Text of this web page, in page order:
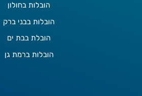
הובלות בחולון
הובלות בבני ברק
הובלת בבת ים
הובלות ברמת גן